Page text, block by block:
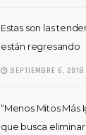
Estas son las
están regresando
SEPTIEMBRE 6, 2018
“Menos Mitos Más
que busca